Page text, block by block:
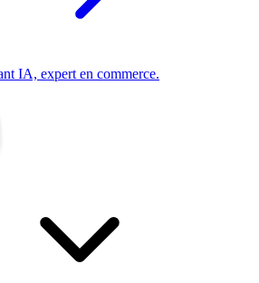
IA, expert en commerce.